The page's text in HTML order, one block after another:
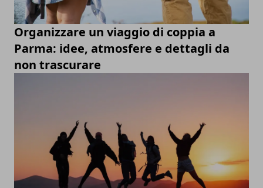
Organizzare un viaggio di coppia a
Parma: idee, atmosfere e dettagli da
non trascurare